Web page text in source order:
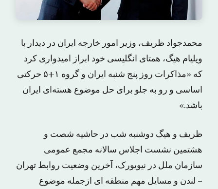
محمدجواد ظریف، وزیر امور خارجه ایران در دیدار با
ویلیام هیگ، همتای انگلیسی خود ابراز امیدواری کرد
که «مذاکرات روز پنج شنبه ایران و گروه ۱+۵ حرکتی
اساسی و رو به جلو برای حل موضوع هسته‌ای ایران
باشد.»
ظریف و هیگ دوشنبه شب در حاشیه شصت و
هشتمین نشست اجلاس سالانه مجمع عمومی
سازمان ملل در نیویورک، آخرین وضعیت روابط تهران
– لندن و مسایل مهم منطقه ای ازجمله موضوع